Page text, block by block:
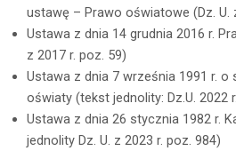
ustawę – Prawo oświatowe (Dz. U.
Ustawa z dnia 14 grudnia 2016 r.
z 2017 r. poz. 59)
Ustawa z dnia 7 września 1991 r.
oświaty (tekst jednolity: Dz.U. 2022
Ustawa z dnia 26 stycznia 1982 r.
jednolity Dz. U. z 2023 r. poz. 984)